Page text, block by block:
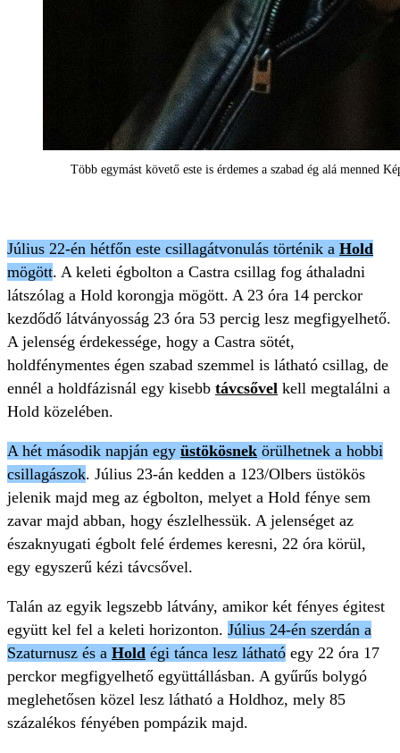
Több egymást követő este is érdemes a szabad ég alá menned
Július 22-én hétfőn este csillagátvonulás történik a Hold
mögött. A keleti égbolton a Castra csillag fog áthaladni
látszólag a Hold korongja mögött. A 23 óra 14 perckor
kezdődő látványosság 23 óra 53 percig lesz megfigyelhető.
A jelenség érdekessége, hogy a Castra sötét,
holdfénymentes égen szabad szemmel is látható csillag, de
ennél a holdfázisnál egy kisebb távcsővel kell megtalálni a
Hold közelében.
A hét második napján egy üstökösnek örülhetnek a hobbi
csillagászok. Július 23-án kedden a 123/Olbers üstökös
jelenik majd meg az égbolton, melyet a Hold fénye sem
zavar majd abban, hogy észlelhessük. A jelenséget az
északnyugati égbolt felé érdemes keresni, 22 óra körül,
egy egyszerű kézi távcsővel.
Talán az egyik legszebb látvány, amikor két fényes égitest
együtt kel fel a keleti horizonton. Július 24-én szerdán a
Szaturnusz és a Hold égi tánca lesz látható egy 22 óra 17
perckor megfigyelhető együttállásban. A gyűrűs bolygó
meglehetősen közel lesz látható a Holdhoz, mely 85
százalékos fényében pompázik majd.